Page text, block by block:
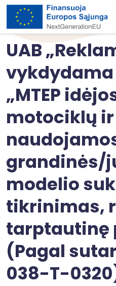
UAB
„MTEP
motociklų
grandinės/
modelio
tikrinimas,
tarptautinę
(Pagal
038-T-